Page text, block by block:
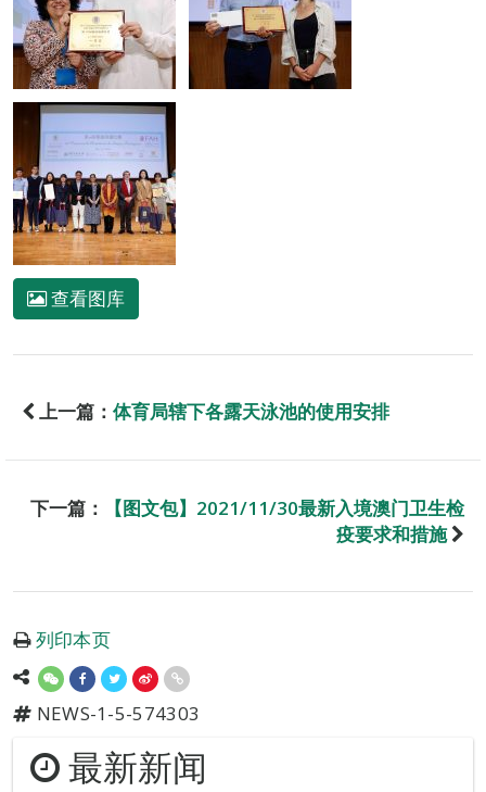
查看图库
上一篇： 体育局辖下各露天泳池的使用安排
下一篇：
【图文包】2021/11/30最新入境澳门卫生检
疫要求和措施
列印本页
NEWS-1-5-574303
最新新闻